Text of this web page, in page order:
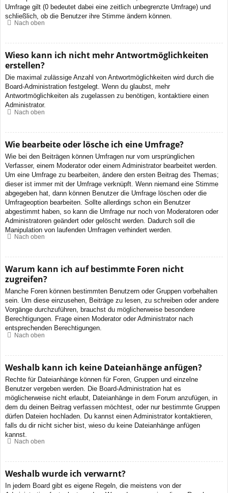
Umfrage gilt (0 bedeutet dabei eine zeitlich unbegrenzte Umfrage) und
schließlich, ob die Benutzer ihre Stimme ändern können.
Nach oben
Wieso kann ich nicht mehr Antwortmöglichkeiten
erstellen?
Die maximal zulässige Anzahl von Antwortmöglichkeiten wird durch die
Board-Administration festgelegt. Wenn du glaubst, mehr
Antwortmöglichkeiten als zugelassen zu benötigen, kontaktiere einen
Administrator.
Nach oben
Wie bearbeite oder lösche ich eine Umfrage?
Wie bei den Beiträgen können Umfragen nur vom ursprünglichen
Verfasser, einem Moderator oder einem Administrator bearbeitet werden.
Um eine Umfrage zu bearbeiten, ändere den ersten Beitrag des Themas;
dieser ist immer mit der Umfrage verknüpft. Wenn niemand eine Stimme
abgegeben hat, dann können Benutzer die Umfrage löschen oder die
Umfrageoption bearbeiten. Sollte allerdings schon ein Benutzer
abgestimmt haben, so kann die Umfrage nur noch von Moderatoren oder
Administratoren geändert oder gelöscht werden. Dadurch soll die
Manipulation von laufenden Umfragen verhindert werden.
Nach oben
Warum kann ich auf bestimmte Foren nicht
zugreifen?
Manche Foren können bestimmten Benutzern oder Gruppen vorbehalten
sein. Um diese einzusehen, Beiträge zu lesen, zu schreiben oder andere
Vorgänge durchzuführen, brauchst du möglicherweise besondere
Berechtigungen. Frage einen Moderator oder Administrator nach
entsprechenden Berechtigungen.
Nach oben
Weshalb kann ich keine Dateianhänge anfügen?
Rechte für Dateianhänge können für Foren, Gruppen und einzelne
Benutzer vergeben werden. Die Board-Administration hat es
möglicherweise nicht erlaubt, Dateianhänge in dem Forum anzufügen, in
dem du deinen Beitrag verfassen möchtest, oder nur bestimmte Gruppen
dürfen Dateien hochladen. Du kannst einen Administrator kontaktieren,
falls du dir nicht sicher bist, wieso du keine Dateianhänge anfügen
kannst.
Nach oben
Weshalb wurde ich verwarnt?
In jedem Board gibt es eigene Regeln, die meistens von der